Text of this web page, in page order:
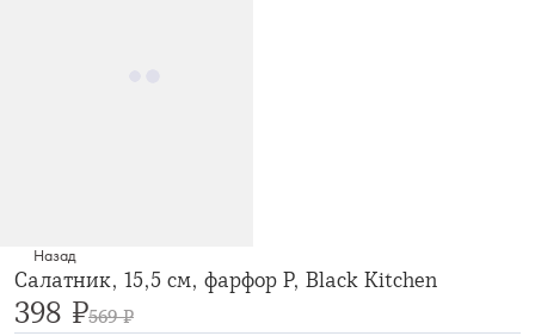
Назад
Салатник, 15,5 см, фарфор P, Black Kitchen
398 ₽569 ₽